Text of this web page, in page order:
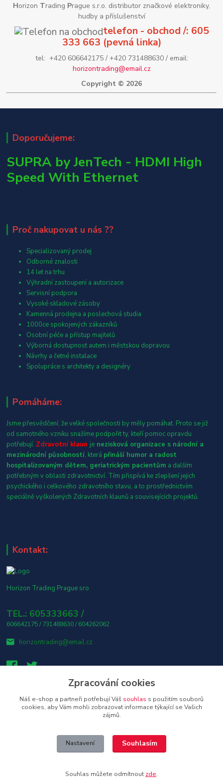
Horizon Trading Prague s.r.o. distributor značkové elektroniky,
hudby a příslušenství
telefon - obchod /: 605
333 663 (pevná linka)
tel: +420 606642175 / +420 731488630 / email:
horizontrading@email.cz
Copyright © 2026
Doporučujeme:
SUPRA by JenTech - HDMI High
Speed With Ethernet
Proč nakupovat u nás ??
Specializovaný prodej
Odborné znalosti
14 let na trhu
Výhradní zastoupení a autorizace
Servisní podpora
Vysoké skladové zásoby
Kamenná prodejna a poslechová studia
1000ce spokojených zákazníků
Osobní péče a přístup majitelů
Výborná dostupnost autem i městskou dopravou
Návrhy a četné instalace
Spolupráce s architekty a designéry
Pomáháme:
Jsme přesvědčení, že velké společnosti by měly pomáhat. Proto se již
od samotného vzniku snažíme podpořit ty, kteří pomoc opravdu
potřebují. Zdravotní klaun je nezisková organizace s národní a
mezinárodní působností, která přináší humor a radost
hospitalizovaným dětem, geriatrickým pacientům a dalším
potřebným v oblasti zdravotnictví. Tím přispívá ke zlepšení jejich
psychického i celkového zdravotního stavu, a to prostřednictvím
speciálně vyškolených Zdravotních klaunů a souvisejících projektů.
Kontakt:
Horizon Trading Prague sro
TEL.: 605333663 /
606642175 / 731488630 / 604262062
horizontrading@email.cz
👤 Osobní odběr s platbou v hotovosti ZDARMA! 🎶
elektroniky a příslušenství
Zpracování cookies
Náš e-shop a partneři potřebují Váš souhlas s použitím souborů
cookies, aby Vám mohli zobrazovat informace týkající se Vašich
zájmů.
Nastavení Souhlasím
Souhlas můžete odmítnout zde.